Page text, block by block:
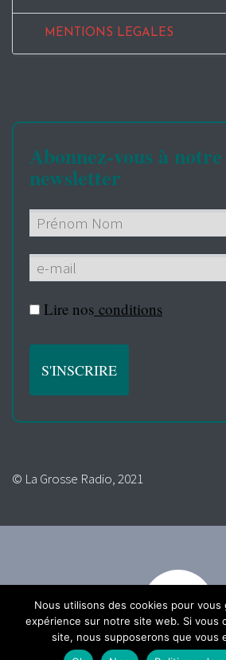
MENTIONS LEGALES
Abonnez-vous à notre
newsletter
Lire nos conditions
© La Grosse Radio, 2021
Nous utilisons des cookies pour vous
expérience sur notre site web. Si vous
site, nous supposerons que vous